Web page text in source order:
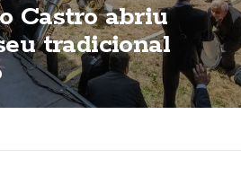
Castro abriu
tradicional